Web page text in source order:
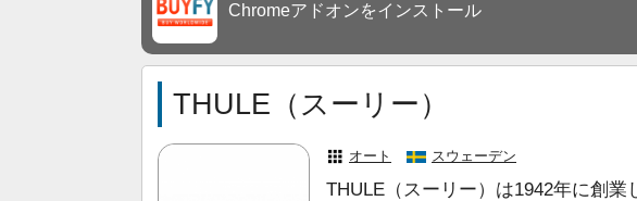
Chromeアドオンをインストール
THULE（スーリー）
オート スウェーデン
THULE（スーリー）は1942年に創